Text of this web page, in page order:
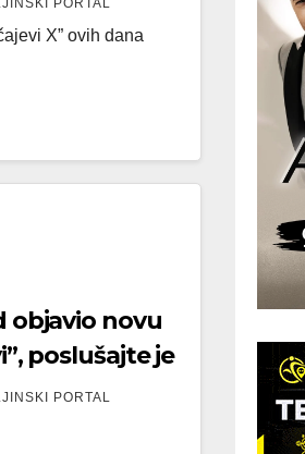
PORTAL
X” ovih dana
objavio novu
poslušajte je
PORTAL